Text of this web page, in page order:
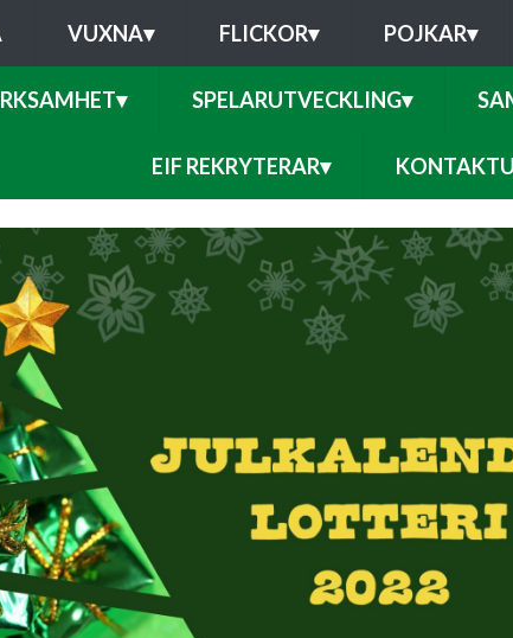
VUXNA▾ FLICKOR▾ POJKAR▾
▾ SPELARUTVECKLING▾
EIF REKRYTERAR▾